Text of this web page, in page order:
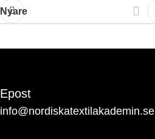
Nyare
Epost
info@nordiskatextilakademin.se